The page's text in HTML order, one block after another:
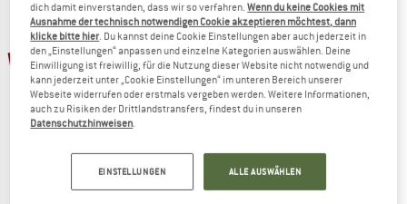
bis 20%
SALOMON SALOMON
dich damit einverstanden, dass wir so verfahren.Wenn du keine Cookies mit
Ausnahme der technisch notwendigen Cookie akzeptieren möchtest, dann
klicke bitte hier . Du kannst deine Cookie Einstellungen aber auch jederzeit in
den „Einstellungen“ anpassen und einzelne Kategorien auswählen. Deine
Einwilligung ist freiwillig, für die Nutzung dieser Website nicht notwendig und
kann jederzeit unter „Cookie Einstellungen“ im unteren Bereich unserer
Webseite widerrufen oder erstmals vergeben werden. Weitere Informationen,
auch zu Risiken der Drittlandstransfers, findest du in unseren
Datenschutzhinweisen
EINSTELLUNGEN ALLE AUSWÄHLEN